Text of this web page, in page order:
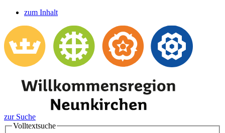
zum Inhalt
zur Suche
Volltextsuche